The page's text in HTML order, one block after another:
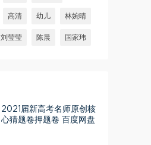
高清 幼儿 林婉晴
刘莹莹 陈晨 国家玮
2021届新高考名师原创核
心猜题卷押题卷 百度网盘